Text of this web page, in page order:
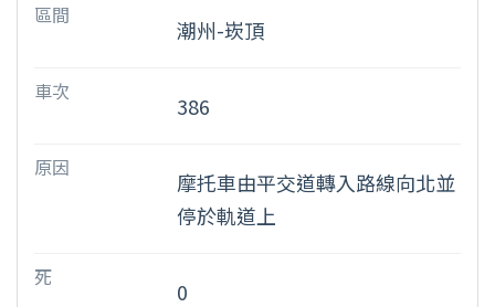
區間
潮州-崁頂
車次
386
原因
摩托車由平交道轉入路線向北並
停於軌道上
死
0